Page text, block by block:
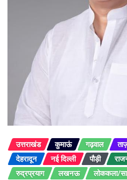
उत्तराखंड कुमाऊं गढ़वाल
देहरादून
नई दिल्ली पौड़ी
रुद्रप्रयाग
लखनऊ लोककला/